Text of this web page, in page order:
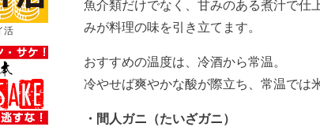
活
魚介類だけでなく、甘みのある煮汁で仕
みが料理の味を引き立てます。
おすすめの温度は、冷酒から常温。
冷やせば爽やかな酸が際立ち、常温では
・間人ガニ（たいざガニ）